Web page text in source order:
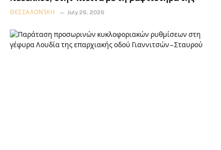
ΘΕΣΣΑΛΟΝΊΚΗ July 26, 2026